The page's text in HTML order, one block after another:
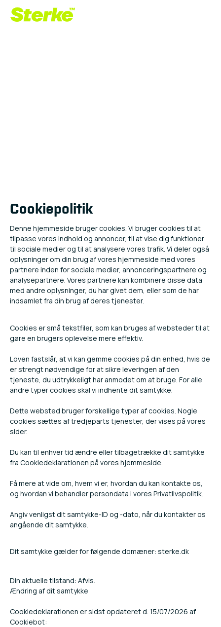
Cookiepolitik
Denne hjemmeside bruger cookies. Vi bruger cookies til at
tilpasse vores indhold og annoncer, til at vise dig funktioner
til sociale medier og til at analysere vores trafik. Vi deler også
oplysninger om din brug af vores hjemmeside med vores
partnere inden for sociale medier, annonceringspartnere og
analysepartnere. Vores partnere kan kombinere disse data
med andre oplysninger, du har givet dem, eller som de har
indsamlet fra din brug af deres tjenester.
Cookies er små tekstfiler, som kan bruges af websteder til at
gøre en brugers oplevelse mere effektiv.
Loven fastslår, at vi kan gemme cookies på din enhed, hvis de
er strengt nødvendige for at sikre leveringen af den
tjeneste, du udtrykkeligt har anmodet om at bruge. For alle
andre typer cookies skal vi indhente dit samtykke.
Dette websted bruger forskellige typer af cookies. Nogle
cookies sættes af tredjeparts tjenester, der vises på vores
sider.
Du kan til enhver tid ændre eller tilbagetrække dit samtykke
fra Cookiedeklarationen på vores hjemmeside.
Få mere at vide om, hvem vi er, hvordan du kan kontakte os,
og hvordan vi behandler persondata i vores Privatlivspolitik.
Angiv venligst dit samtykke-ID og -dato, når du kontakter os
angående dit samtykke.
Dit samtykke gælder for følgende domæner: sterke.dk
Din aktuelle tilstand: Afvis.
Ændring af dit samtykke
Cookiedeklarationen er sidst opdateret d. 15/07/2026 af
Cookiebot: